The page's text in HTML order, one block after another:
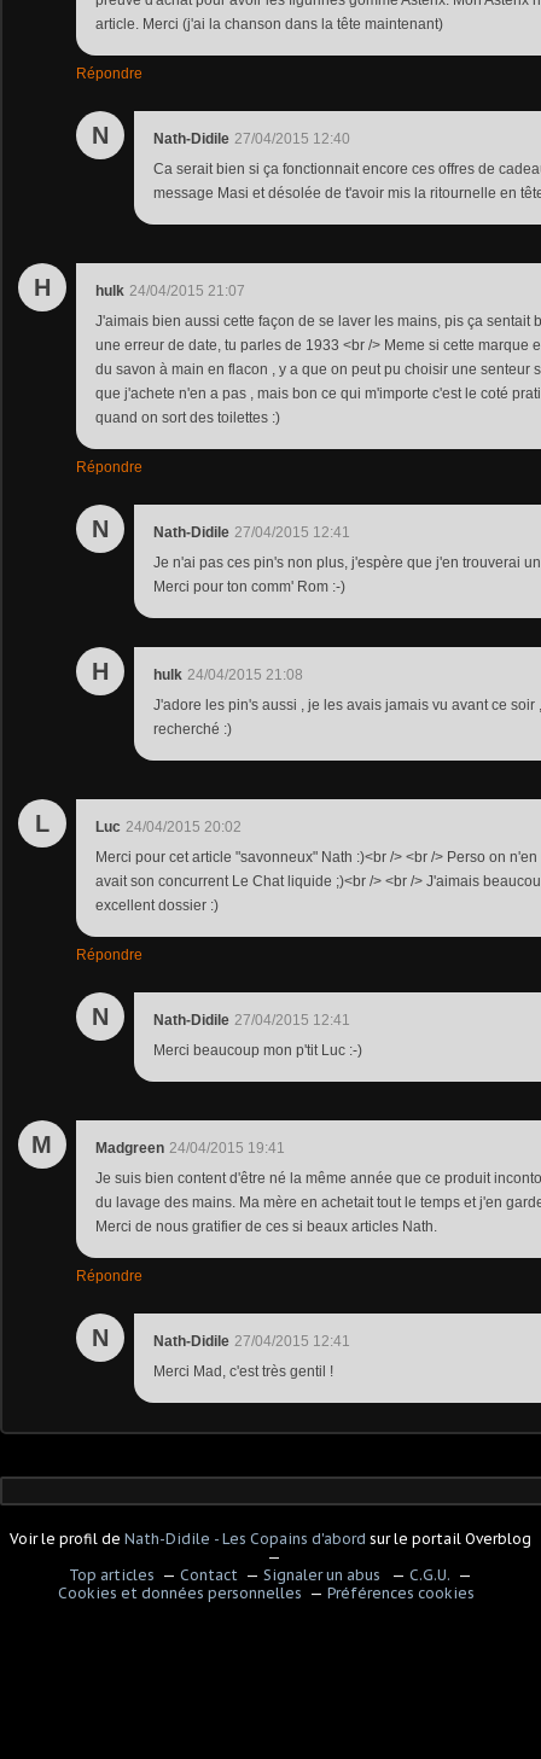
article. Merci (j'ai la chanson dans la tête maintenant)
Répondre
N Nath-Didile 27/04/2015 12:40
Ca serait bien si ça fonctionnait encore ces offres de
message Masi et désolée de t'avoir mis la ritournelle en
H hulk 24/04/2015 21:07
J'aimais bien aussi cette façon de se laver les mains, pis ça sentait
une erreur de date, tu parles de 1933 <br /> Meme si cette marque
du savon à main en flacon , y a que on peut pu choisir une senteur
que j'achete n'en a pas , mais bon ce qui m'importe c'est le coté
quand on sort des toilettes :)
Répondre
N Nath-Didile 27/04/2015 12:41
Je n'ai pas ces pin's non plus, j'espère que j'en trouverai
Merci pour ton comm' Rom :-)
H hulk 24/04/2015 21:08
J'adore les pin's aussi , je les avais jamais vu avant ce
recherché :)
L Luc 24/04/2015 20:02
Merci pour cet article "savonneux" Nath :)<br /> <br /> Perso on
avait son concurrent Le Chat liquide ;)<br /> <br /> J'aimais
excellent dossier :)
Répondre
N Nath-Didile 27/04/2015 12:41
Merci beaucoup mon p'tit Luc :-)
M Madgreen 24/04/2015 19:41
Je suis bien content d'être né la même année que ce produit
du lavage des mains. Ma mère en achetait tout le temps et j'en
Merci de nous gratifier de ces si beaux articles Nath.
Répondre
N Nath-Didile 27/04/2015 12:41
Merci Mad, c'est très gentil !
Voir le profil de Nath-Didile - Les Copains d'abord sur le portail Overblog
Top articles
Contact Signaler un abus
C.G.U.
Cookies et données personnelles
Préférences cookies